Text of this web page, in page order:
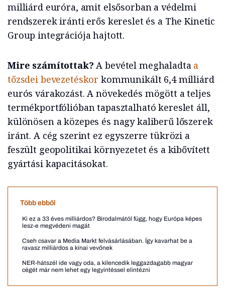
milliárd euróra, amit elsősorban a védelmi
rendszerek iránti erős kereslet és a The Kinetic
Group integrációja hajtott.
Mire számítottak?A bevétel meghaladta a
tőzsdei bevezetéskor kommunikált 6,4 milliárd
eurós várakozást. A növekedés mögött a teljes
termékportfólióban tapasztalható kereslet áll,
különösen a közepes és nagy kaliberű lőszerek
iránt. A cég szerint ez egyszerre tükrözi a
feszült geopolitikai környezetet és a kibővített
gyártási kapacitásokat.
Több ebből
Ki ez a 33 éves milliárdos? Birodalmától függ, hogy Európa képes
lesz-e megvédeni magát
Cseh csavar a Media Markt felvásárlásában. Így kavarhat be a
ravasz milliárdos a kínai vevőnek
NER-hátszél ide vagy oda, a kilencedik leggazdagabb magyar
cégét már nem lehet egy legyintéssel elintézni